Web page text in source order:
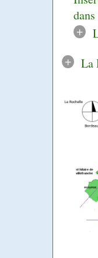
+
+
La